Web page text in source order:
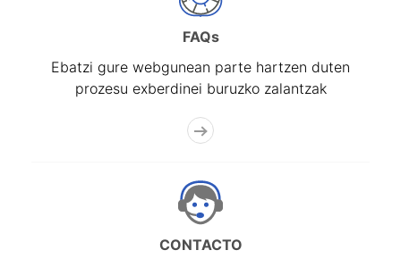
FAQs
Ebatzi gure webgunean parte hartzen duten
prozesu exberdinei buruzko zalantzak
CONTACTO